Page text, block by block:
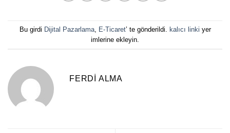
Bu girdi Dijital Pazarlama, E-Ticaret’ te gönderildi. kalıcı linki yer
imlerine ekleyin.
FERDI ALMA